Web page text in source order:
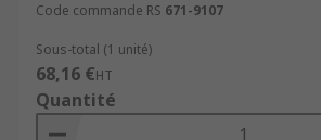
Code commande RS 671-9107
Sous-total (1 unité)
68,16 €HT
Quantité